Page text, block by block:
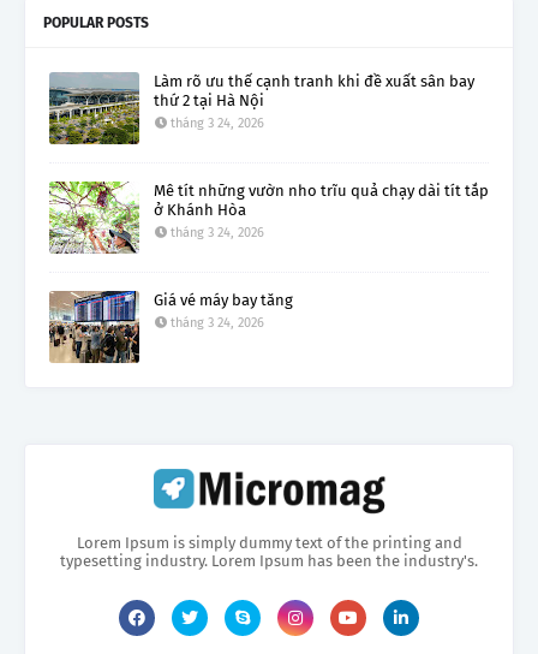
POPULAR POSTS
Làm rõ ưu thế cạnh tranh khi đề xuất sân bay
thứ 2 tại Hà Nội
tháng 3 24, 2026
Mê tít những vườn nho trĩu quả chạy dài tít tắp
ở Khánh Hòa
tháng 3 24, 2026
Giá vé máy bay tăng
tháng 3 24, 2026
Lorem Ipsum is simply dummy text of the printing and
typesetting industry. Lorem Ipsum has been the industry's.